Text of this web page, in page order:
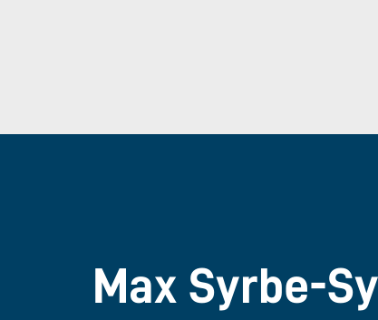
Max Syrbe-